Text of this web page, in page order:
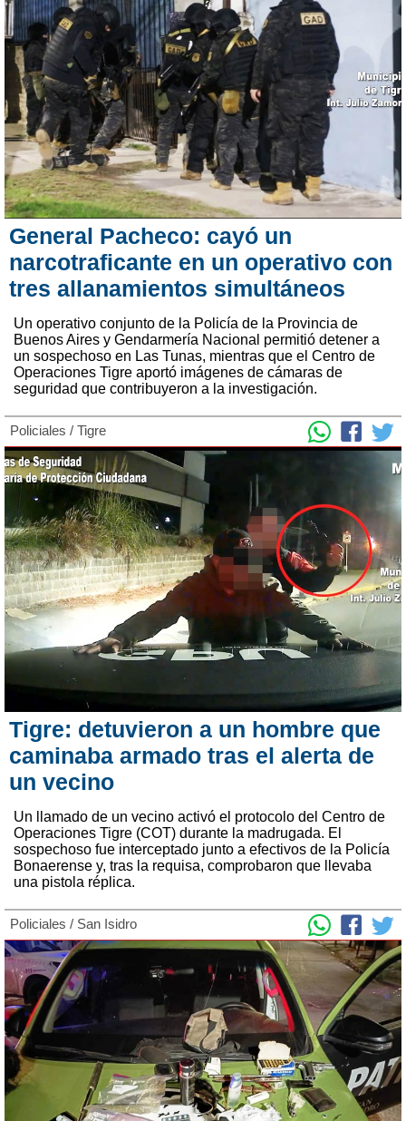
General Pacheco: cayó un
narcotraficante en un operativo con
tres allanamientos simultáneos
Un operativo conjunto de la Policía de la Provincia de
Buenos Aires y Gendarmería Nacional permitió detener a
un sospechoso en Las Tunas, mientras que el Centro de
Operaciones Tigre aportó imágenes de cámaras de
seguridad que contribuyeron a la investigación.
Policiales / Tigre
Tigre: detuvieron a un hombre que
caminaba armado tras el alerta de
un vecino
Un llamado de un vecino activó el protocolo del Centro de
Operaciones Tigre (COT) durante la madrugada. El
sospechoso fue interceptado junto a efectivos de la Policía
Bonaerense y, tras la requisa, comprobaron que llevaba
una pistola réplica.
Policiales / San Isidro